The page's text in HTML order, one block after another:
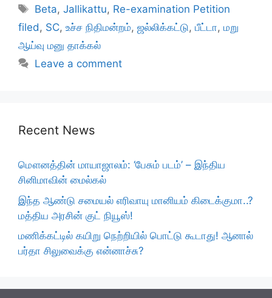
Tags
Beta,Jallikattu, Re-examination Petition
filed, SC, உச்ச நிதிமன்றம், ஜல்லிக்கட்டு, பீட்டா, மறு
ஆய்வு மனு தாக்கல்
Leave a comment
Recent News
மௌனத்தின் மாயாஜாலம்: ‘பேசும் படம்’ – இந்திய
சினிமாவின் மைல்கல்
இந்த ஆண்டு சமையல் எரிவாயு மானியம் கிடைக்குமா..?
மத்திய அரசின் குட் நியூஸ்!
மணிக்கட்டில் கயிறு நெற்றியில் பொட்டு கூடாது! ஆனால்
பர்தா சிலுவைக்கு என்னாச்சு?